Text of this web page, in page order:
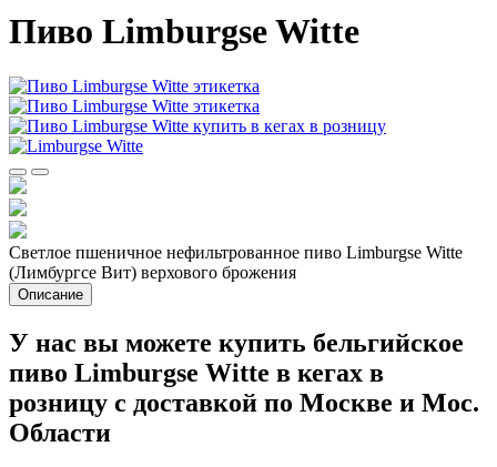
Пиво Limburgse Witte
Светлое пшеничное нефильтрованное пиво Limburgse Witte
(Лимбургсе Вит) верхового брожения
Описание
У нас вы можете купить бельгийское
пиво Limburgse Witte в кегах в
розницу с доставкой по Москве и Мос.
Области